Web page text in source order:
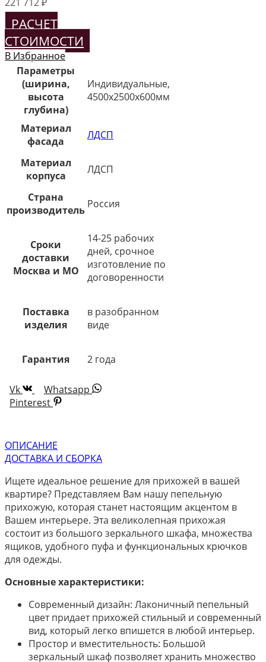
РАСЧЕТ
СТОИМОСТИ
В Избранное
Параметры
(ширина,
высота
глубина)
Индивидуальные,
4500х2500х600мм
Материал
фасада
ЛДСП
Материал
корпуса
ЛДСП
Страна
производитель Россия
Сроки
доставки
Москва и МО
14-25 рабочих
дней, срочное
изготовление по
договоренности
Поставка
изделия
в разобранном
виде
Гарантия 2 года
Vk
Whatsapp
Pinterest
ОПИСАНИЕ
ДОСТАВКА И СБОРКА
Ищете идеальное решение для прихожей в вашей
квартире? Представляем Вам нашу пепельную
прихожую, которая станет настоящим акцентом в
Вашем интерьере. Эта великолепная прихожая
состоит из большого зеркального шкафа, множества
ящиков, удобного пуфа и функциональных крючков
для одежды.
Основные характеристики:
Современный дизайн: Лаконичный пепельный
цвет придает прихожей стильный и современный
вид, который легко впишется в любой интерьер.
Простор и вместительность: Большой
зеркальный шкаф позволяет хранить множество